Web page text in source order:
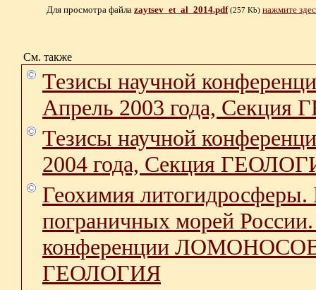
Для просмотра файла zaytsev_et_al_2014.pdf (257 Kb) нажмите
См. также
Тезисы научной
Апрель 2003 года,
Тезисы научной
2004 года, Секция
Геохимия литогидросферы.
пограничных морей
конференции
ГЕОЛОГИЯ